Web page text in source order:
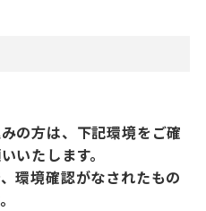
の方は、下記環境をご確
いたします。
環境確認がなされたもの